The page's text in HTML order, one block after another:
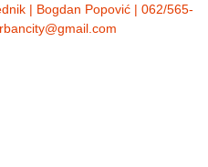
| Bogdan Popović | 062/565-